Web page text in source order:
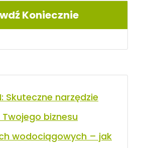
Koniecznie
Skuteczne narzędzie
biznesu
wodociągowych – jak